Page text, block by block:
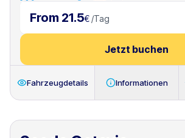
From 21.5€ /Tag
Jetzt buchen
Fahrzeugdetails Informationen